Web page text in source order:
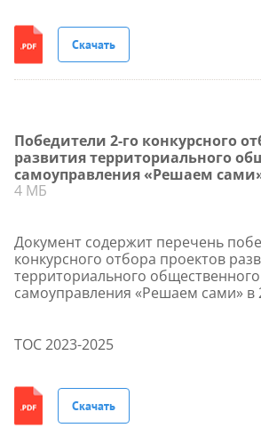
Скачать
Победители 2-го конкурсного
развития территориального
самоуправления «Решаем
4 МБ
Документ содержит перечень
конкурсного отбора проектов
территориального общественного
самоуправления «Решаем сами» в
ТОС 2023-2025
Скачать